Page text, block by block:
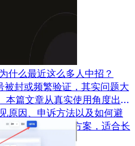
什么最近这么多人中招？
封或频繁验证，其实问题大
本篇文章从真实使用角度出
原因、申诉方法以及如何避
出可落地的解决方案，适合长